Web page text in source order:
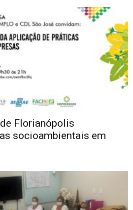
Florianópolis
socioambientais em